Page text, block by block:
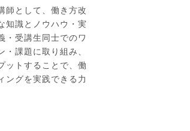
師として、働き方改
知識とノウハウ・実
・受講生同士でのワ
・課題に取り組み、
ットすることで、働
ングを実践できる力